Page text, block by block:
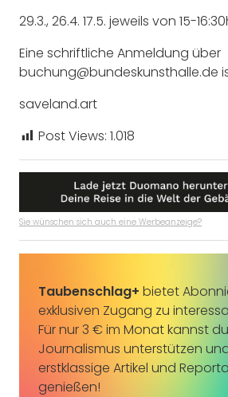
29.3., 26.4. 17.5. jeweils von 15-
Eine schriftliche Anmeldung über
buchung@bundeskunsthalle.de
saveland.art
Post Views: 1.018
Sie wünschen sich auch eine Werbeanzeige?
Taubenschlag+ bietet
exklusiven Zugang zu
Für nur 3 € im Monat kannst
Journalismus unterstützen
erstklassige Artikel und
genießen!